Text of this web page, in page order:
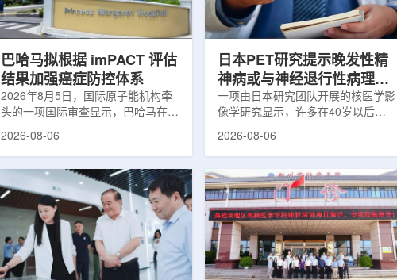
巴哈马拟根据 imPACT 评估
结果加强癌症防控体系
2026年8月5日，国际原子能机构牵
头的一项国际审查显示，巴哈马在加
强癌症治疗服务方面具备进一步提升
治疗效果提出了路线图。巴哈马拿骚
玛格丽特公主医院(图片：Pelow
Media/Adobe Stock)这项 imPACT
评估由国际原子能机构、世界卫生组
织/泛美卫生组织和国际癌症研究机
构共同开展，应巴哈马卫生与健康部
请求进行，重点评估该国癌症防控能
2026-08-06
日本PET研究提示晚发性精
神病或与神经退行性病理相
关
一项由日本研究团队开展的核医学影
像学研究显示，许多在40岁以后首
次出现幻觉、妄想等精神病性症状的
常沉积。研究纳入37名晚发性精神
病患者和47名年龄匹配的健康对照
者。研究人员采用淀粉样蛋白PET示
踪剂^11C-PiB，以及tau蛋白PET示
踪剂^18F-florzolotau，对受试者大
脑中的β-淀粉样蛋白和tau蛋白积累
情况进行评估。结果显示，晚发性精
2026-08-06